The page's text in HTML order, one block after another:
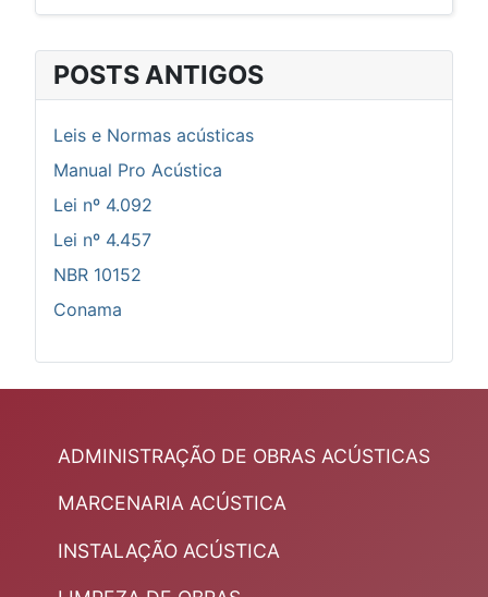
POSTS ANTIGOS
Leis e Normas acústicas
Manual Pro Acústica
Lei nº 4.092
Lei nº 4.457
NBR 10152
Conama
ADMINISTRAÇÃO DE OBRAS ACÚSTICAS
MARCENARIA ACÚSTICA
INSTALAÇÃO ACÚSTICA